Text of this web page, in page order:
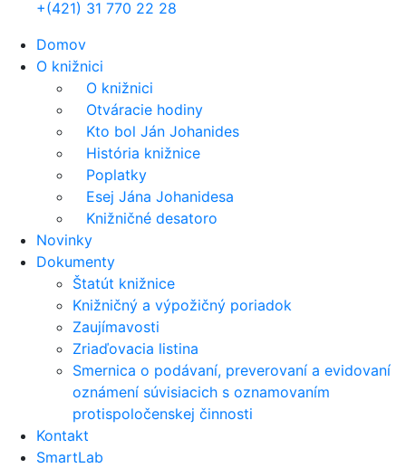
+(421) 31 770 22 28
Domov
O knižnici
O knižnici
Otváracie hodiny
Kto bol Ján Johanides
História knižnice
Poplatky
Esej Jána Johanidesa
Knižničné desatoro
Novinky
Dokumenty
Štatút knižnice
Knižničný a výpožičný poriadok
Zaujímavosti
Zriaďovacia listina
Smernica o podávaní, preverovaní a evidovaní
oznámení súvisiacich s oznamovaním
protispoločenskej činnosti
Kontakt
SmartLab